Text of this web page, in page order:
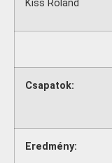
Kiss Roland
Csapatok:
Eredmény: